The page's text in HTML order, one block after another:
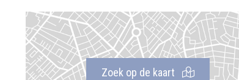
Zoek op de kaart